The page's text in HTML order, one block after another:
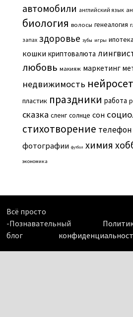
автомобили английский язык
биология волосы генеалогия
запах здоровье зубы игры ипотека
кошки криптовалюта
любовь макияж маркетинг
недвижимость
пластик праздники работа
сказка сленг солнце сон
стихотворение телефон
фотографии футбол химия
экономика
Всё просто
-Познавательный
блог